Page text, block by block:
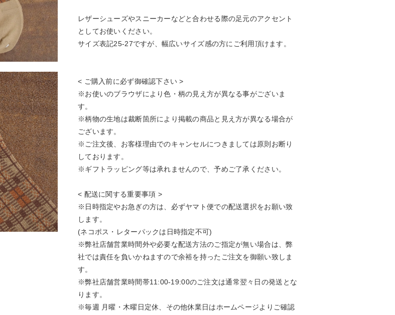
レザーシューズやスニーカーなどと合わせる際の足元のアクセント
としてお使いください。
サイズ表記25-27ですが、幅広いサイズ感の方にご利用頂けます。
< ご購入前に必ず御確認下さい >
※お使いのブラウザにより色・柄の見え方が異なる事がございま
す。
※柄物の生地は裁断箇所により掲載の商品と見え方が異なる場合が
ございます。
※ご注文後、お客様理由でのキャンセルにつきましては原則お断り
しております。
※ギフトラッピング等は承れませんので、予めご了承ください。
< 配送に関する重要事項 >
※日時指定やお急ぎの方は、必ずヤマト便での配送選択をお願い致
します。
(ネコポス・レターパックは日時指定不可)
※弊社店舗営業時間外や必要な配送方法のご指定が無い場合は、弊
社では責任を負いかねますので余裕を持ったご注文を御願い致しま
す。
※弊社店舗営業時間帯11:00-19:00のご注文は通常翌々日の発送とな
ります。
※毎週 月曜・木曜日定休、その他休業日はホームページよりご確認